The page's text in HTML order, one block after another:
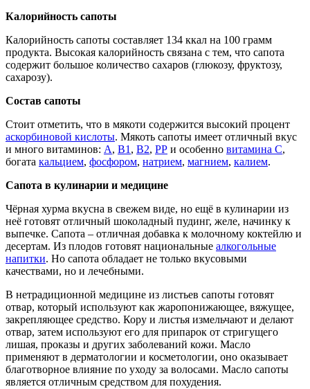
Калорийность сапоты
Калорийность сапоты составляет 134 ккал на 100 грамм
продукта. Высокая калорийность связана с тем, что сапота
содержит большое количество сахаров (глюкозу, фруктозу,
сахарозу).
Состав сапоты
Стоит отметить, что в мякоти содержится высокий процент
аскорбиновой кислоты. Мякоть сапоты имеет отличный вкус
и много витаминов: А, В1, В2, РР и особенно витамина С,
богата кальцием, фосфором, натрием, магнием, калием.
Сапота в кулинарии и медицине
Чёрная хурма вкусна в свежем виде, но ещё в кулинарии из
неё готовят отличный шоколадный пудинг, желе, начинку к
выпечке. Сапота – отличная добавка к молочному коктейлю и
десертам. Из плодов готовят национальные алкогольные
напитки. Но сапота обладает не только вкусовыми
качествами, но и лечебными.
В нетрадиционной медицине из листьев сапоты готовят
отвар, который используют как жаропонижающее, вяжущее,
закрепляющее средство. Кору и листья измельчают и делают
отвар, затем используют его для припарок от стригущего
лишая, проказы и других заболеваний кожи. Масло
применяют в дерматологии и косметологии, оно оказывает
благотворное влияние по уходу за волосами. Масло сапоты
является отличным средством для похудения.